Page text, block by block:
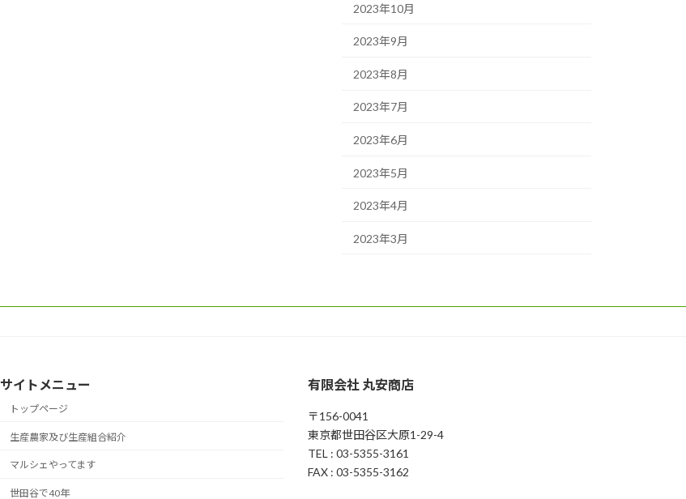
2023年10月
2023年9月
2023年8月
2023年7月
2023年6月
2023年5月
2023年4月
2023年3月
サイトメニュー
トップページ
生産農家及び生産組合紹介
マルシェやってます
世田谷で40年
有限会社 丸安商店
〒156-0041
東京都世田谷区大原1-29-4
TEL : 03-5355-3161
FAX : 03-5355-3162